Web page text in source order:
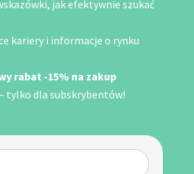
jak efektywnie szukać
kariery i informacje o rynku
rabat -15% na zakup
tylko dla subskrybentów!